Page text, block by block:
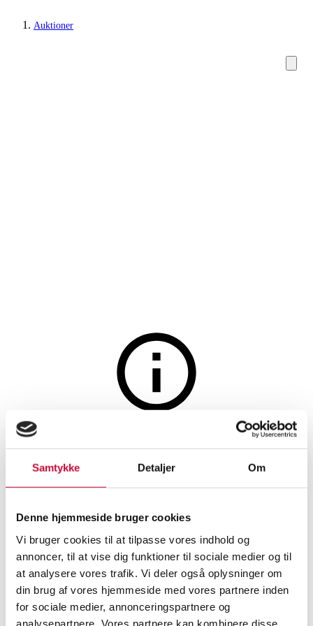
Samtykke Detaljer Om
Denne hjemmeside bruger cookies
Vi bruger cookies til at tilpasse vores indhold og
annoncer, til at vise dig funktioner til sociale medier og til
at analysere vores trafik. Vi deler også oplysninger om
din brug af vores hjemmeside med vores partnere inden
for sociale medier, annonceringspartnere og
analysepartnere. Vores partnere kan kombinere disse
Auktioner
Cykler
Mustang August Electric
Center Herre - elcykel med 7
gear - Grey
SHOWROOMVURDERING
4.400
VARENUMMER
Momsvare